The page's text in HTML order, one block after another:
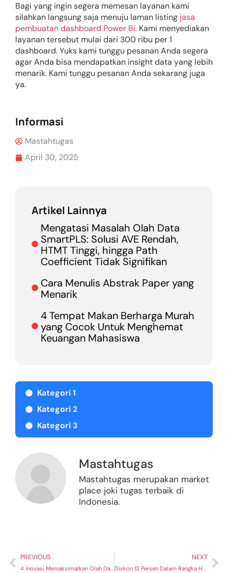
Bagi yang ingin segera memesan layanan kami
silahkan langsung saja menuju laman listing jasa
pembuatan dashboard Power Bi. Kami menyediakan
layanan tersebut mulai dari 300 ribu per 1
dashboard. Yuks kami tunggu pesanan Anda segera
agar Anda bisa mendapatkan insight data yang lebih
menarik. Kami tunggu pesanan Anda sekarang juga
ya.
Informasi
Mastahtugas
April 30, 2025
Artikel Lainnya
Mengatasi Masalah Olah Data
SmartPLS: Solusi AVE Rendah,
HTMT Tinggi, hingga Path
Coefficient Tidak Signifikan
Cara Menulis Abstrak Paper yang
Menarik
4 Tempat Makan Berharga Murah
yang Cocok Untuk Menghemat
Keuangan Mahasiswa
Kategori 1
Kategori 2
Kategori 3
Mastahtugas
Mastahtugas merupakan market
place joki tugas terbaik di
Indonesia.
PREVIOUS
4 Inovasi Memaksimalkan Olah Data Menggunakan Power Bi di Tahun 2025
NEXT
Diskon 13 Persen Dalam Rangka Hari Buruh Untuk Layanan Jasa Pembuatan Dashboard Power Bi